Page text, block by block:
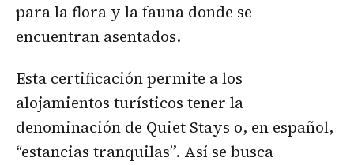
para la flora y la fauna donde se
encuentran asentados.
Esta certificación permite a los
alojamientos turísticos tener la
denominación de Quiet Stays o, en español,
“estancias tranquilas”. Así se busca